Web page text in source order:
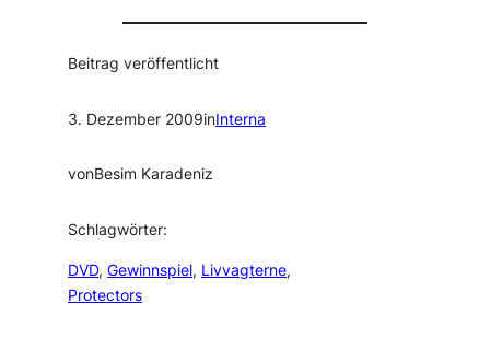
Beitrag veröffentlicht
3. Dezember 2009inInterna
vonBesim Karadeniz
Schlagwörter:
DVD, Gewinnspiel, Livvagterne
Protectors